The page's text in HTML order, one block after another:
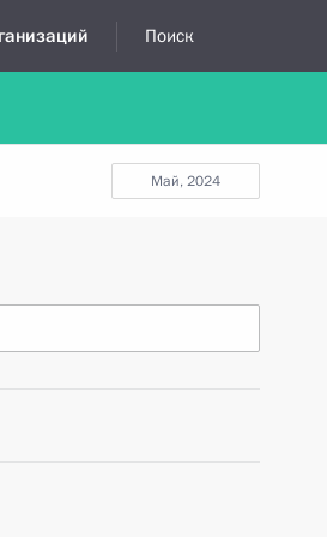
Поиск
май, 2024